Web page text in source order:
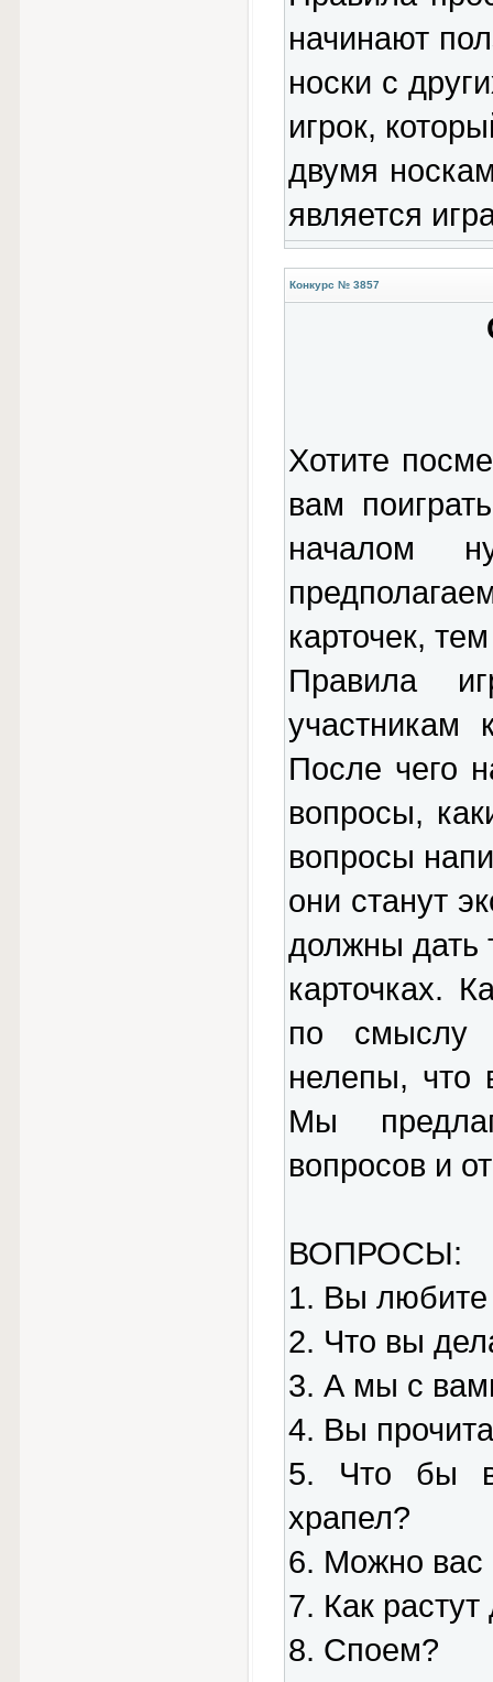
начинают
носки с
игрок,
двумя
является
Конкурс № 3857
Хотите
вам
началом
карточек,
Правила
участникам
После чего
вопросы,
вопросы
они станут
должны дать
карточках.
по смыслу
нелепы, что
Мы
вопросов и
ВОПРОСЫ:
1. Вы любите
2. Что вы
3. А мы с
4. Вы
5. Что бы
храпел?
6. Можно вас
7. Как
8. Споем?